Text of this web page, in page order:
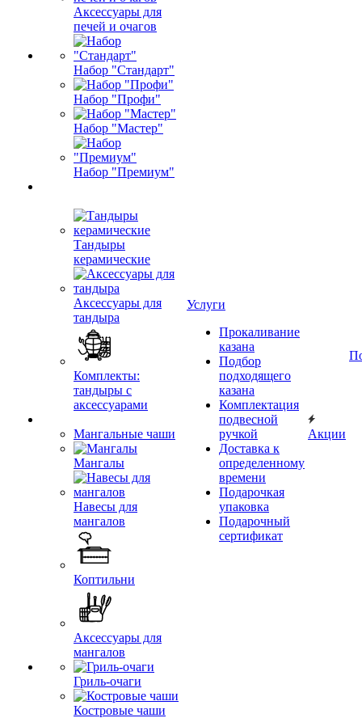
Аксессуары для
печей и очагов
Набор "Стандарт"
Набор "Профи"
Набор "Мастер"
Набор "Премиум"
Тандыры
керамические
Аксессуары для
тандыра
Комплекты:
тандыры с
аксессуарами
Мангальные чаши
Мангалы
Навесы для
мангалов
Коптильни
Аксессуары для
мангалов
Гриль-очаги
Костровые чаши
Услуги
Прокаливание
казана
Подбор
подходящего
казана
Комплектация
подвесной
ручкой
Доставка к
определенному
времени
Подарочкая
упаковка
Подарочный
сертификат
Акции